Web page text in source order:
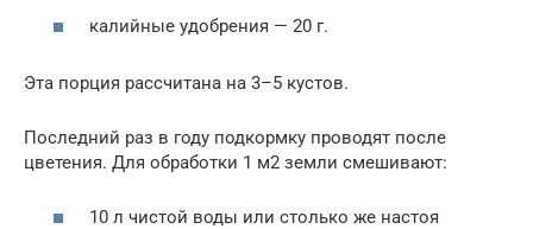
калийные удобрения — 20 г.
Эта порция рассчитана на 3–5 кустов.
Последний раз в году подкормку проводят после
цветения. Для обработки 1 м2 земли смешивают:
10 л чистой воды или столько же настоя